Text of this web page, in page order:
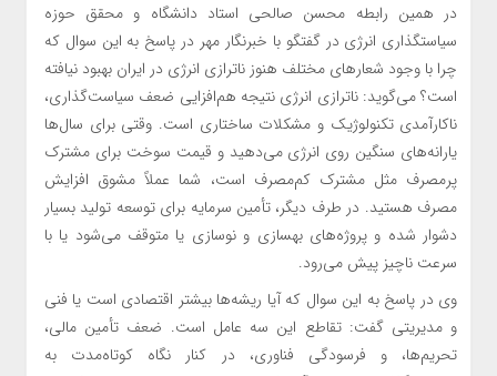
در همین رابطه محسن صالحی استاد دانشگاه و محقق حوزه
سیاستگذاری انرژی در گفتگو با خبرنگار مهر در پاسخ به این سوال که
چرا با وجود شعارهای مختلف هنوز ناترازی انرژی در ایران بهبود نیافته
است؟ می‌گوید: ناترازی انرژی نتیجه هم‌افزایی ضعف سیاست‌گذاری،
ناکارآمدی تکنولوژیک و مشکلات ساختاری است. وقتی برای سال‌ها
یارانه‌های سنگین روی انرژی می‌دهید و قیمت سوخت برای مشترک
پرمصرف مثل مشترک کم‌مصرف است، شما عملاً مشوق افزایش
مصرف هستید. در طرف دیگر، تأمین سرمایه برای توسعه تولید بسیار
دشوار شده و پروژه‌های بهسازی و نوسازی یا متوقف می‌شود یا با
سرعت ناچیز پیش می‌رود.
وی در پاسخ به این سوال که آیا ریشه‌ها بیشتر اقتصادی است یا فنی
و مدیریتی گفت: تقاطع این سه عامل است. ضعف تأمین مالی،
تحریم‌ها، و فرسودگی فناوری، در کنار نگاه کوتاه‌مدت به